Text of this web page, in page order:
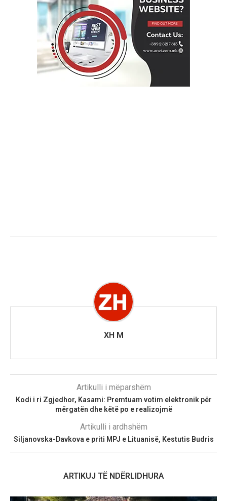
XH M
Artikulli i mëparshëm
Kodi i ri Zgjedhor, Kasami: Premtuam votim elektronik për
mërgatën dhe këtë po e realizojmë
Artikulli i ardhshëm
Siljanovska-Davkova e priti MPJ e Lituanisë, Kestutis Budris
ARTIKUJ TË NDËRLIDHURA